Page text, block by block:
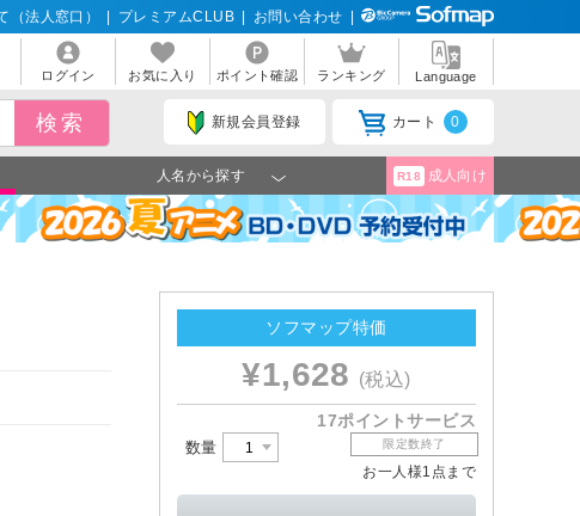
（法人窓口） プレミアムCLUB お問い合わせ
ログイン お気に入り ポイント確認 ランキング Language
新規会員登録 カート 0
人名から探す R18 成人向け
ソフマップ特価
¥1,628 (税込)
17ポイントサービス
数量 限定数終了
お一人様1点まで